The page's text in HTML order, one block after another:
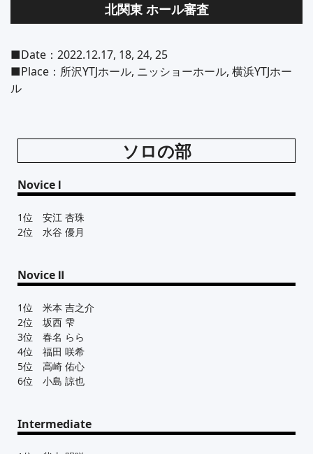
北関東 ホール審査
■Date：2022.12.17, 18, 24, 25
■Place：所沢YTJホール, ニッショーホール, 横浜YTJホー
ル
ソロの部
Novice Ⅰ
1位 安江 杏珠
2位 水谷 優月
Novice Ⅱ
1位 米本 吉之介
2位 坂西 雫
3位 春名 らら
4位 福田 咲希
5位 高崎 佑心
6位 小島 諒也
Intermediate